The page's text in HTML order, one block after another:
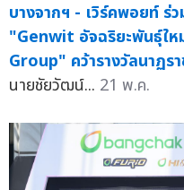
บางจากฯ - เวิร์คพอยท์ ร่
"Genwit อัจฉริยะพันธุ์ใ
Group" คว้ารางวัลนาฏร
นายชัยวัฒน์... 21 พ.ค.